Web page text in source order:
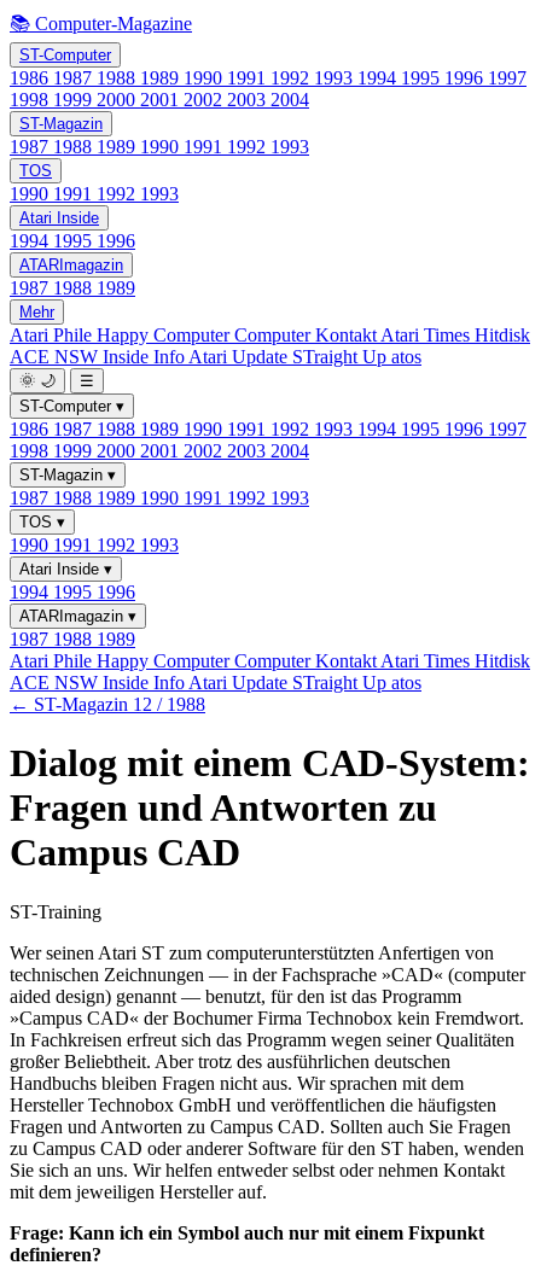
📚 Computer-Magazine
ST-Computer
1986 1987 1988 1989 1990 1991 1992 1993 1994 1995 1996 1997
1998 1999 2000 2001 2002 2003 2004
ST-Magazin
1987 1988 1989 1990 1991 1992 1993
TOS
1990 1991 1992 1993
Atari Inside
1994 1995 1996
ATARImagazin
1987 1988 1989
Mehr
Atari Phile Happy ComputerComputer Kontakt Atari Times Hitdisk
ACE NSW Inside Info Atari Update STraight Up atos
🌞 🌙
☰
ST-Computer ▾
1986 1987 1988 1989 1990 1991 1992 1993 1994 1995 1996 1997
1998 1999 2000 2001 2002 2003 2004
ST-Magazin ▾
1987 1988 1989 1990 1991 1992 1993
TOS ▾
1990 1991 1992 1993
Atari Inside ▾
1994 1995 1996
ATARImagazin ▾
1987 1988 1989
Atari Phile Happy ComputerComputer Kontakt Atari Times Hitdisk
ACE NSW Inside Info Atari Update STraight Up atos
← ST-Magazin 12 / 1988
Dialog mit einem CAD-System:
Fragen und Antworten zu
Campus CAD
ST-Training
Wer seinen Atari ST zum computerunterstützten Anfertigen von
technischen Zeichnungen — in der Fachsprache »CAD« (computer
aided design) genannt — benutzt, für den ist das Programm
»Campus CAD« der Bochumer Firma Technobox kein Fremdwort.
In Fachkreisen erfreut sich das Programm wegen seiner Qualitäten
großer Beliebtheit. Aber trotz des ausführlichen deutschen
Handbuchs bleiben Fragen nicht aus. Wir sprachen mit dem
Hersteller Technobox GmbH und veröffentlichen die häufigsten
Fragen und Antworten zu Campus CAD. Sollten auch Sie Fragen
zu Campus CAD oder anderer Software für den ST haben, wenden
Sie sich an uns. Wir helfen entweder selbst oder nehmen Kontakt
mit dem jeweiligen Hersteller auf.
Frage: Kann ich ein Symbol auch nur mit einem Fixpunkt
definieren?